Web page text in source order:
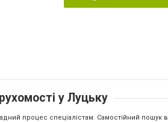
у Луцьку
процес спеціалістам. Самостійний пошук в